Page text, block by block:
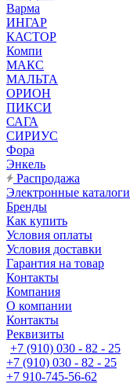
Варма
ИНГАР
КАСТОР
Компи
МАКС
МАЛЬТА
ОРИОН
ПИКСИ
САГА
СИРИУС
Фора
Энкель
Распродажа
Электронные каталоги
Бренды
Как купить
Условия оплаты
Условия доставки
Гарантия на товар
Контакты
Компания
О компании
Контакты
Реквизиты
+7 (910) 030 - 82 - 25
+7 (910) 030 - 82 - 25
+7 910-745-56-62